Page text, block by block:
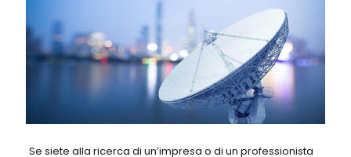
Se siete alla ricerca di un’impresa o di un professionista